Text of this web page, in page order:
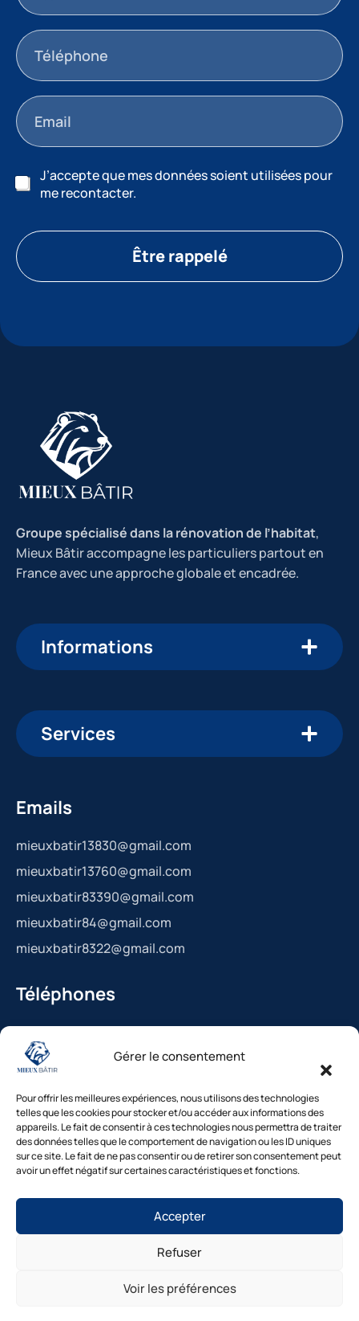
Gérer le consentement
Pour offrir les meilleures expériences, nous utilisons des technologies
telles que les cookies pour stocker et/ou accéder aux informations des
appareils. Le fait de consentir à ces technologies nous permettra de traiter
des données telles que le comportement de navigation ou les ID uniques
sur ce site. Le fait de ne pas consentir ou de retirer son consentement peut
avoir un effet négatif sur certaines caractéristiques et fonctions.
Accepter
Refuser
Voir les préférences
J’accepte que mes données soient utilisées pour
me recontacter.
Être rappelé
Groupe spécialisé dans la rénovation de l’habitat,
Mieux Bâtir accompagne les particuliers partout en
France avec une approche globale et encadrée.
Informations
Services
Emails
mieuxbatir13830@gmail.com
mieuxbatir13760@gmail.com
mieuxbatir83390@gmail.com
mieuxbatir84@gmail.com
mieuxbatir8322@gmail.com
Téléphones
La Bédoule : 04.42.36.29.99
St-Cannat : 04.42.36.29.99
Cavaillon : 04.84.85.88.94
Le Beausset : 04.94.38.22.19
© Mieux Bâtir – Tous droits réservés |
Politique de confidentialité|
Accessibilité
Besoin d’un diagnostic ?
Nos experts vous répondentsous 48h
1. Inspection gratuite →2. Devis clair →3.